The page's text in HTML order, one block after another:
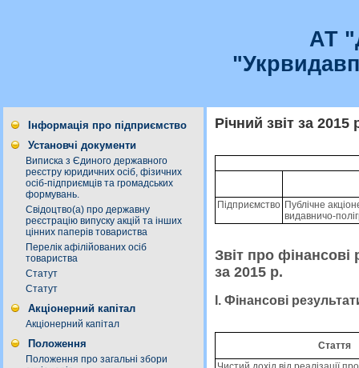
АТ
Інформація про підприємство
Установчі документи
Виписка з Єдиного державного
реєстру юридичних осіб, фізичних
осіб-підприємців та громадських
формувань.
Свідоцтво(а) про державну
реєстрацію випуску акцій та інших
цінних паперів товариства
Перелік афілійованих осіб
товариства
Статут
Статут
Акціонерний капітал
Акціонерний капітал
Положення
Положення про загальні збори
Річний звіт за 2015
Підприємство Публiчне
видавничо-
Звіт про фінансові
за 2015 р.
I. Фінансові
Стаття